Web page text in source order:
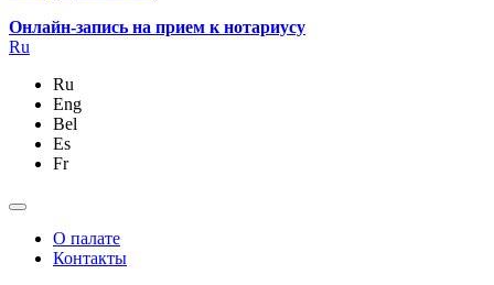
Онлайн-запись на прием к нотариусу
Ru
Ru
Eng
Bel
Es
Fr
О палате
Контакты